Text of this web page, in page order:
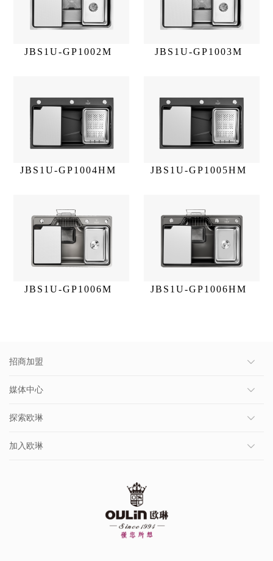
JBS1U-GP1002M JBS1U-GP1003M
JBS1U-GP1004HM JBS1U-GP1005HM
JBS1U-GP1006M JBS1U-GP1006HM
招商加盟
媒体中心
探索欧琳
加入欧琳